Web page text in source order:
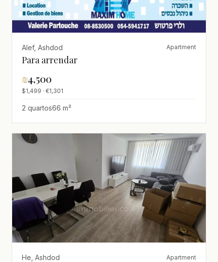
Alef, Ashdod Apartment
Para arrendar
₪4,500
$1,499 · €1,301
2 quartos66 m²
He, Ashdod Apartment